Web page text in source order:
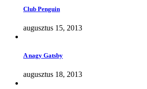
Club Penguin
augusztus 15, 2013
A nagy Gatsby
augusztus 18, 2013